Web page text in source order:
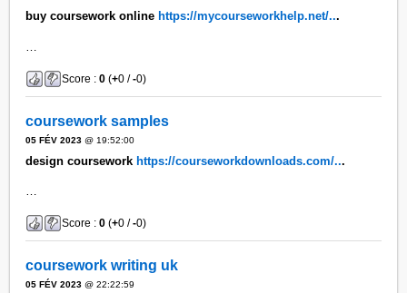
buy coursework online https://mycourseworkhelp.net/...
…
Score :0 (+0 /-0)
coursework samples
05 FÉV 2023 @ 19:52:00
design courseworkhttps://courseworkdownloads.com/...
…
Score :0 (+0 /-0)
coursework writing uk
05 FÉV 2023 @ 22:22:59